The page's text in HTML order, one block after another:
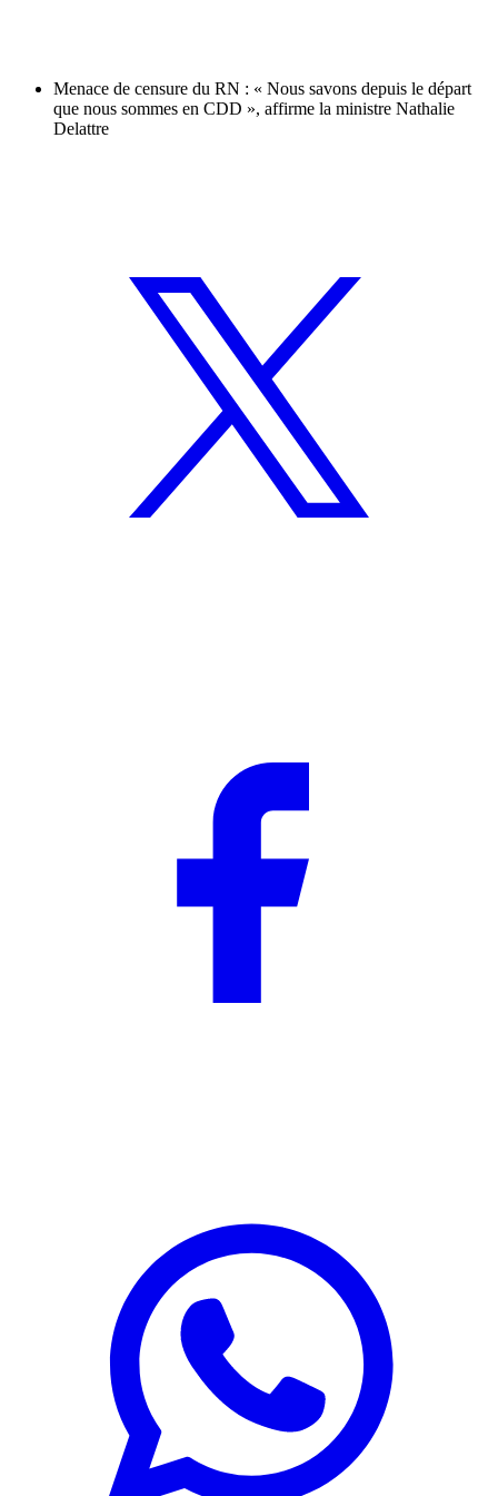
Menace de censure du RN : « Nous savons depuis le départ
que nous sommes en CDD », affirme la ministre Nathalie
Delattre